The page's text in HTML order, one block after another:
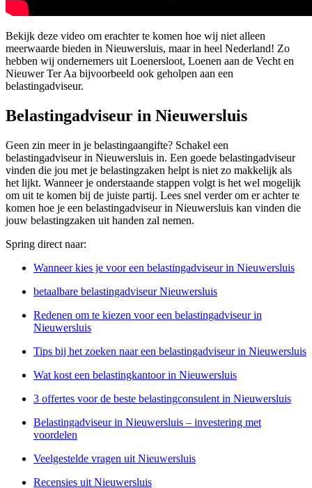
Bekijk deze video om erachter te komen hoe wij niet alleen
meerwaarde bieden in Nieuwersluis, maar in heel Nederland! Zo
hebben wij ondernemers uit Loenersloot, Loenen aan de Vecht en
Nieuwer Ter Aa bijvoorbeeld ook geholpen aan een
belastingadviseur.
Belastingadviseur in Nieuwersluis
Geen zin meer in je belastingaangifte? Schakel een
belastingadviseur in Nieuwersluis in. Een goede belastingadviseur
vinden die jou met je belastingzaken helpt is niet zo makkelijk als
het lijkt. Wanneer je onderstaande stappen volgt is het wel mogelijk
om uit te komen bij de juiste partij. Lees snel verder om er achter te
komen hoe je een belastingadviseur in Nieuwersluis kan vinden die
jouw belastingzaken uit handen zal nemen.
Spring direct naar:
Wanneer kies je voor een belastingadviseur in Nieuwersluis
betaalbare belastingadviseur Nieuwersluis
Redenen om te kiezen voor een belastingadviseur in
Nieuwersluis
Tips bij het zoeken naar een belastingadviseur in Nieuwersluis
Wat kost een belastingkantoor in Nieuwersluis
3 offertes voor de beste belastingconsulent in Nieuwersluis
Belastingadviseur in Nieuwersluis – investering met
voordelen
Veelgestelde vragen uit Nieuwersluis
Recensies uit Nieuwersluis